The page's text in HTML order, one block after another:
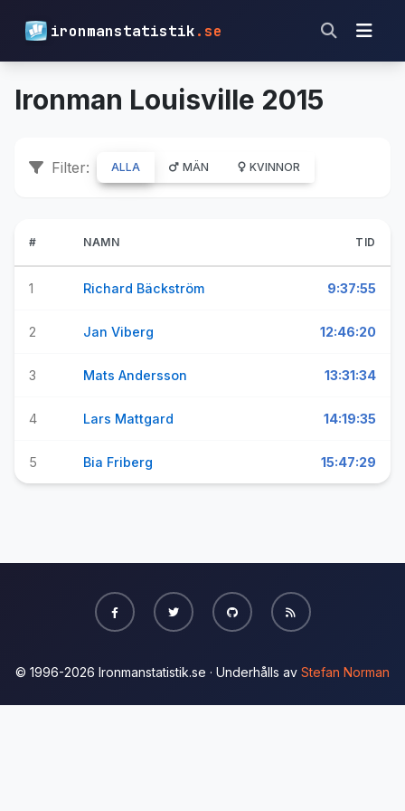
ironmanstatistik.se
Ironman Louisville 2015
Filter: ALLA MÄN KVINNOR
# NAMN TID
1 Richard Bäckström 9:37:55
2 Jan Viberg 12:46:20
3 Mats Andersson 13:31:34
4 Lars Mattgard 14:19:35
5 Bia Friberg 15:47:29
© 1996-2026 Ironmanstatistik.se · Underhålls av Stefan Norman